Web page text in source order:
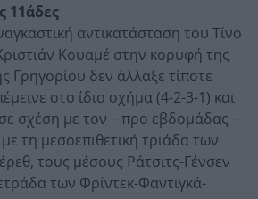
11άδες
αντικατάσταση του Τίνο
Κουαμέ στην κορυφή της
Γρηγορίου δεν άλλαξε τίποτε
στο ίδιο σχήμα (4-2-3-1) και
σχέση με τον – προ εβδομάδας –
τη μεσοεπιθετική τριάδα των
τους μέσους Ράτσιτς-Γένσεν
των Φρίντεκ-Φαντιγκά-